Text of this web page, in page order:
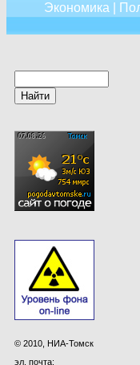
Экономика
© 2010, НИА-Томск
эл. почта: